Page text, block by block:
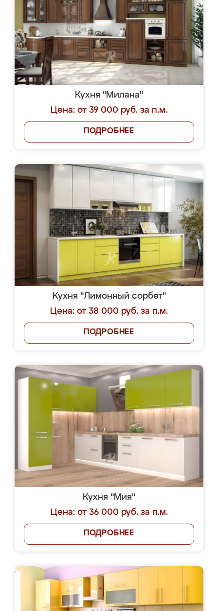
Кухня "Милана"
Цена: от 39 000 руб. за п.м.
ПОДРОБНЕЕ
Кухня "Лимонный сорбет"
Цена: от 38 000 руб. за п.м.
ПОДРОБНЕЕ
Кухня "Мия"
Цена: от 36 000 руб. за п.м.
ПОДРОБНЕЕ